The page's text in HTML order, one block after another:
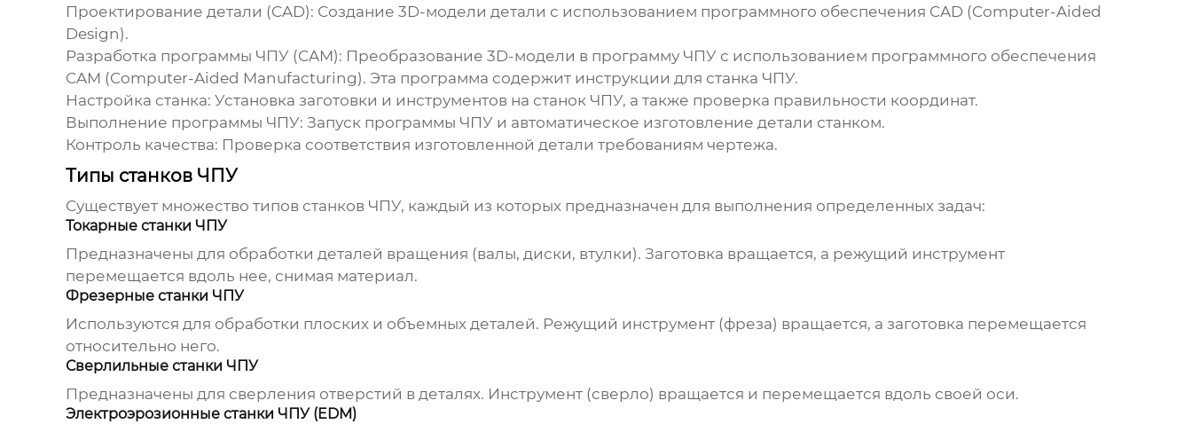
Проектирование детали (CAD): Создание 3D-модели детали с использованием программного обеспечения CAD (Computer-Aided
Design).
Разработка программы ЧПУ (CAM): Преобразование 3D-модели в программу ЧПУ с использованием программного обеспечения
CAM (Computer-Aided Manufacturing). Эта программа содержит инструкции для станка ЧПУ.
Настройка станка: Установка заготовки и инструментов на станок ЧПУ, а также проверка правильности координат.
Выполнение программы ЧПУ: Запуск программы ЧПУ и автоматическое изготовление детали станком.
Контроль качества: Проверка соответствия изготовленной детали требованиям чертежа.
Типы станков ЧПУ
Существует множество типов станков ЧПУ, каждый из которых предназначен для выполнения определенных задач:
Токарные станки ЧПУ
Предназначены для обработки деталей вращения (валы, диски, втулки). Заготовка вращается, а режущий инструмент
перемещается вдоль нее, снимая материал.
Фрезерные станки ЧПУ
Используются для обработки плоских и объемных деталей. Режущий инструмент (фреза) вращается, а заготовка перемещается
относительно него.
Сверлильные станки ЧПУ
Предназначены для сверления отверстий в деталях. Инструмент (сверло) вращается и перемещается вдоль своей оси.
Электроэрозионные станки ЧПУ (EDM)